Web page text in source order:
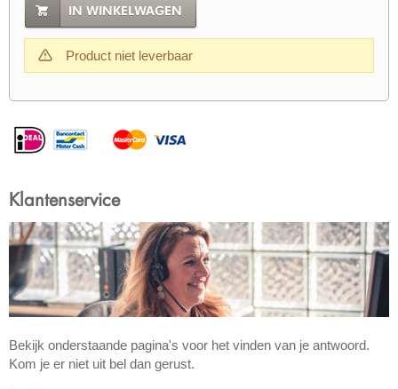
IN WINKELWAGEN
Product niet leverbaar
Klantenservice
Bekijk onderstaande pagina's voor het vinden van je antwoord.
Kom je er niet uit bel dan gerust.